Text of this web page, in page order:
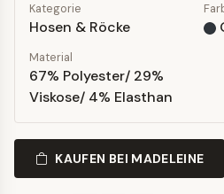
Kategorie
Hosen & Röcke
Material
67% Polyester/ 29%
Viskose/ 4% Elasthan
KAUFEN BEI MADELEINE